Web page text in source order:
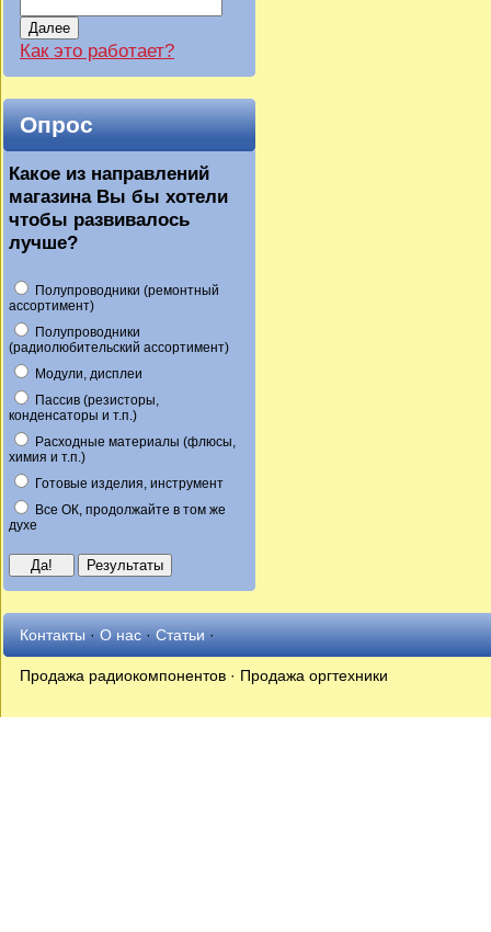
Далее
Как это работает?
Опрос
Какое из направлений
магазина Вы бы хотели
чтобы развивалось
лучше?
Полупроводники (ремонтный
ассортимент)
Полупроводники
(радиолюбительский ассортимент)
Модули, дисплеи
Пассив (резисторы,
конденсаторы и т.п.)
Расходные материалы (флюсы,
химия и т.п.)
Готовые изделия, инструмент
Все ОК, продолжайте в том же
духе
Контакты·О нас·Статьи·
Продажа радиокомпонентов · Продажа оргтехники